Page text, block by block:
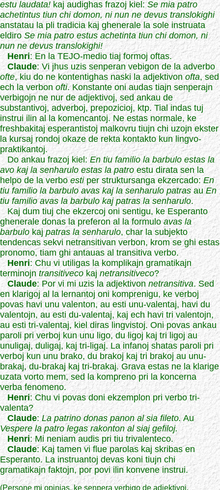
estu laudata! kaj audighas frazoj kiel:Se mia patro
achetintus tiun chi domon, ni nun ne devus translokighi
anstatau la pli tradicia kaj ghenerale la sole instruata
eldiroSe mia patro estus achetinta tiun chi domon, ni
nun ne devus translokighi!
Henri: En la TEJO-medio tiaj formoj oftas.
Claude: Vi jhus uzis senperan vebigon de la adverbo
ofte, kiu do ne kontentighas naski la adjektivonofta, sed
ech la verbon ofti. Konstante oni audas tiajn senperajn
verbigojn ne nur de adjektivoj, sed ankau de
substantivoj, adverboj, prepozicioj, ktp. Tial indas tuj
instrui ilin al la komencantoj. Ne estas normale, ke
freshbakitaj esperantistoj malkovru tiujn chi uzojn ekster
la kursaj rondoj okaze de rekta kontakto kun lingvo-
praktikantoj.
Do ankau frazoj kiel:En tiu familio la barbulo estas la
avo kaj la senharulo estas la patro estu dirata sen la
helpo de la verboestiper struktursanga ekzercado:En
tiu familio la barbulo avas kaj la senharulo patrasauEn
tiu familio avas la barbulo kaj patras la senharulo.
Kaj dum tiuj che ekzercoj oni sentigu, ke Esperanto
ghenerale donas la preferon al la formuloavas la
barbulokajpatras la senharulo, char la subjekto
tendencas sekvi netransitivan verbon, krom se ghi estas
pronomo, tiam ghi antauas al transitiva verbo.
Henri: Chu vi utiligas la komplikajn gramatikajn
terminojntransitivecokajnetransitiveco?
Claude: Por vi mi uzis la adjektivonnetransitiva. Sed
en klarigoj al la lernantoj oni komprenigu, ke verboj
povas havi unu valenton, au esti unu-valentaj, havi du
valentojn, au esti du-valentaj, kaj ech havi tri valentojn,
au esti tri-valentaj, kiel diras lingvistoj. Oni povas ankau
paroli pri verboj kun unu ligo, du ligoj kaj tri ligoj au
unuligaj, duligaj, kaj tri-ligaj. La infanoj shatas paroli pri
verboj kun unu brako, du brakoj kaj tri brakoj au unu-
brakaj, du-brakaj kaj tri-brakaj. Grava estas ne la klarige
uzata vorto mem, sed la kompreno pri la koncerna
verba fenomeno.
Henri: Chu vi povas doni ekzemplon pri verbo tri-
valenta?
Claude: La patrino donas panon al sia fileto.Au
Vespere la patro legas rakonton al siaj gefiloj.
Henri: Mi neniam audis pri tiu trivalenteco.
Claude: Kaj tamen vi flue parolas kaj skribas en
Esperanto. La instruantoj devas koni tiujn chi
gramatikajn faktojn, por povi ilin konvene instrui.
(Persone mi opinias, ke senpera verbigo de adjektivoj,